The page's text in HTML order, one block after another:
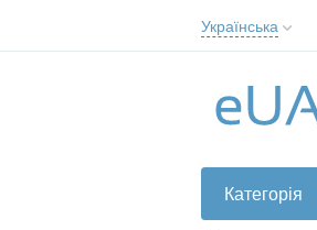
Українська
Українська
Категорія